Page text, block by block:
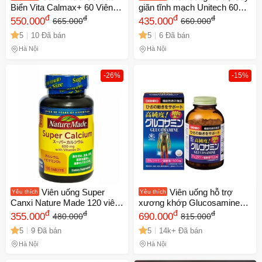
Biển Vita Calmax+ 60 Viên -
Bổ Sung Canxi, Magie,
Vitamin D3 và K2 Giúp
Xương Khỏe Mạnh
550.000đ 665.000đ
5 10 Đã bán
Hà Nội
giãn tĩnh mạch Unitech 60
viên - Giúp tuần hoàn máu,
giảm sưng viêm, cải thiện
tình trạng tĩnh mạch Nhật
Bản
435.000đ 660.000đ
5 6 Đã bán
Hà Nội
-26%
Yêu thích
Viên uống Super
Canxi Nature Made 120 viên
- Bổ sung Canxi và Vitamin D
cho xương chắc khỏe, hỗ trợ
sức đề kháng, sản phẩm
Nhật Bản
355.000đ 480.000đ
5 9 Đã bán
Hà Nội
-15%
Yêu thích
Viên uống hỗ trợ
xương khớp Glucosamine
Orihiro 1500mg - 900 viên
Nhật Bản, cải thiện sức khỏe
khớp và vận động hiệu quả.
690.000đ 815.000đ
5 14k+ Đã bán
Hà Nội